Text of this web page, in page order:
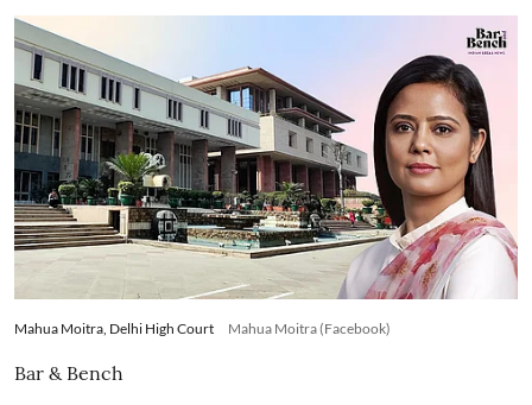
Mahua Moitra, Delhi High Court Mahua Moitra (Facebook)
Bar & Bench